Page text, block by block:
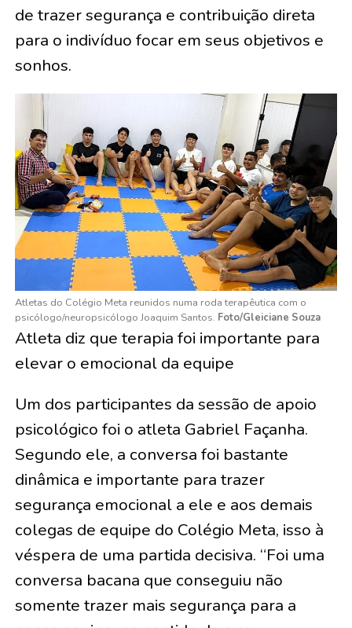
de trazer segurança e contribuição direta
para o indivíduo focar em seus objetivos e
sonhos.
Atletas do Colégio Meta reunidos numa roda terapêutica com o
psicólogo/neuropsicólogo Joaquim Santos. Foto/Gleiciane Souza
Atleta diz que terapia foi importante para
elevar o emocional da equipe
Um dos participantes da sessão de apoio
psicológico foi o atleta Gabriel Façanha.
Segundo ele, a conversa foi bastante
dinâmica e importante para trazer
segurança emocional a ele e aos demais
colegas de equipe do Colégio Meta, isso à
véspera de uma partida decisiva. “Foi uma
conversa bacana que conseguiu não
somente trazer mais segurança para a